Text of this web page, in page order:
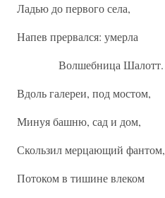
Ладью до первого села,
Напев прервался: умерла
Волшебница Шалотт.
Вдоль галереи, под мостом,
Минуя башню, сад и дом,
Скользил мерцающий фантом,
Потоком в тишине влеком